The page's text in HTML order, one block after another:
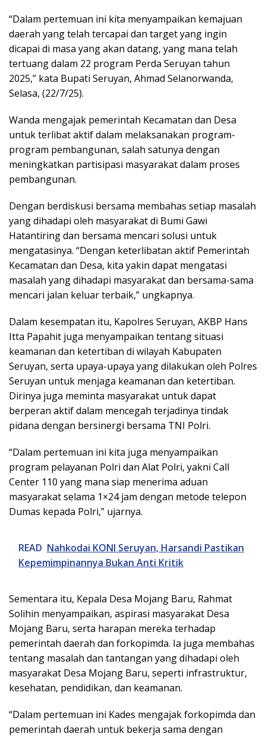
“Dalam pertemuan ini kita menyampaikan kemajuan
daerah yang telah tercapai dan target yang ingin
dicapai di masa yang akan datang, yang mana telah
tertuang dalam 22 program Perda Seruyan tahun
2025,” kata Bupati Seruyan, Ahmad Selanorwanda,
Selasa, (22/7/25).
Wanda mengajak pemerintah Kecamatan dan Desa
untuk terlibat aktif dalam melaksanakan program-
program pembangunan, salah satunya dengan
meningkatkan partisipasi masyarakat dalam proses
pembangunan.
Dengan berdiskusi bersama membahas setiap masalah
yang dihadapi oleh masyarakat di Bumi Gawi
Hatantiring dan bersama mencari solusi untuk
mengatasinya. “Dengan keterlibatan aktif Pemerintah
Kecamatan dan Desa, kita yakin dapat mengatasi
masalah yang dihadapi masyarakat dan bersama-sama
mencari jalan keluar terbaik,” ungkapnya.
Dalam kesempatan itu, Kapolres Seruyan, AKBP Hans
Itta Papahit juga menyampaikan tentang situasi
keamanan dan ketertiban di wilayah Kabupaten
Seruyan, serta upaya-upaya yang dilakukan oleh Polres
Seruyan untuk menjaga keamanan dan ketertiban.
Dirinya juga meminta masyarakat untuk dapat
berperan aktif dalam mencegah terjadinya tindak
pidana dengan bersinergi bersama TNI Polri.
“Dalam pertemuan ini kita juga menyampaikan
program pelayanan Polri dan Alat Polri, yakni Call
Center 110 yang mana siap menerima aduan
masyarakat selama 1×24 jam dengan metode telepon
Dumas kepada Polri,” ujarnya.
READ Nahkodai KONI Seruyan, Harsandi Pastikan
Kepemimpinannya Bukan Anti Kritik
Sementara itu, Kepala Desa Mojang Baru, Rahmat
Solihin menyampaikan, aspirasi masyarakat Desa
Mojang Baru, serta harapan mereka terhadap
pemerintah daerah dan forkopimda. Ia juga membahas
tentang masalah dan tantangan yang dihadapi oleh
masyarakat Desa Mojang Baru, seperti infrastruktur,
kesehatan, pendidikan, dan keamanan.
“Dalam pertemuan ini Kades mengajak forkopimda dan
pemerintah daerah untuk bekerja sama dengan